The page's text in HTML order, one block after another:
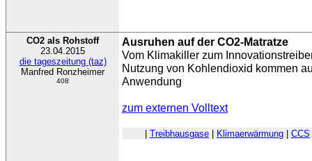
CO2 als Rohstoff
23.04.2015
die tageszeitung (taz)
Manfred Ronzheimer
408
Ausruhen auf der CO2-Matratze
Vom Klimakiller zum
Nutzung von Kohlendioxid kommen
Anwendung
zum externen Volltext
Treibhausgase Klimaerwärmung CCS